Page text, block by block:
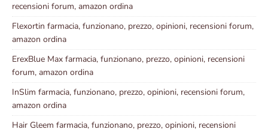
recensioni forum, amazon ordina
Flexortin farmacia, funzionano, prezzo, opinioni, recensioni forum,
amazon ordina
ErexBlue Max farmacia, funzionano, prezzo, opinioni, recensioni
forum, amazon ordina
InSlim farmacia, funzionano, prezzo, opinioni, recensioni forum,
amazon ordina
Hair Gleem farmacia, funzionano, prezzo, opinioni, recensioni